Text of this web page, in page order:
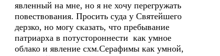
явленный на мне, но я не хочу перегружать
повествования. Просить суда у Святейшего
дерзко, но могу сказать, что пребывание
патриарха в потустороннести как умное
облако и явление схм.Серафимы как умной,